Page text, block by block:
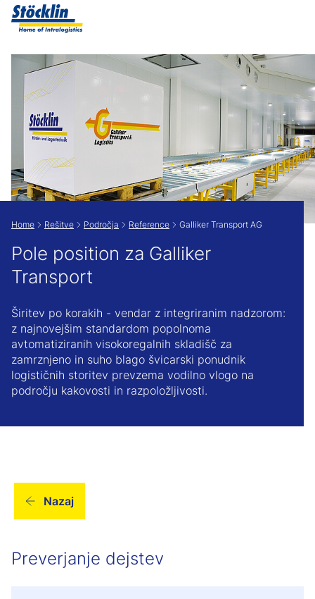
Show convenient version of this site
Don't show this message again
Home Rešitve Področja Reference Galliker Transport AG
Pole position za Galliker
Transport
Širitev po korakih - vendar z integriranim nadzorom:
z najnovejšim standardom popolnoma
avtomatiziranih visokoregalnih skladišč za
zamrznjeno in suho blago švicarski ponudnik
logističnih storitev prevzema vodilno vlogo na
področju kakovosti in razpoložljivosti.
Nazaj
Preverjanje dejstev